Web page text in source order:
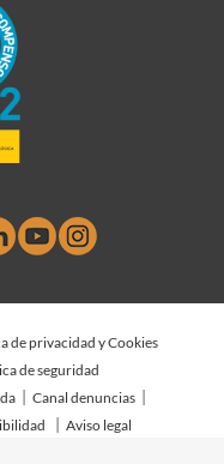
de privacidad y Cookies
de seguridad
| Canal denuncias |
| Aviso legal